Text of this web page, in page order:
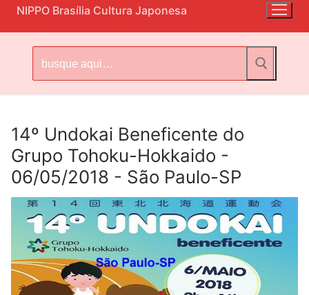
para
o
conteúdo
NIPPO Brasília Cultura Japonesa
por:
14º Undokai Beneficente do
Grupo Tohoku-Hokkaido -
06/05/2018 - São Paulo-SP